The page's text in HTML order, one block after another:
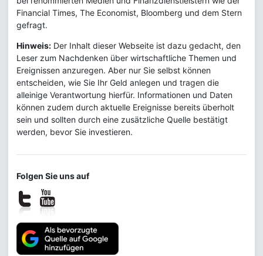
Financial Times, The Economist, Bloomberg und dem Stern
gefragt.
Hinweis: Der Inhalt dieser Webseite ist dazu gedacht, den
Leser zum Nachdenken über wirtschaftliche Themen und
Ereignissen anzuregen. Aber nur Sie selbst können
entscheiden, wie Sie Ihr Geld anlegen und tragen die
alleinige Verantwortung hierfür. Informationen und Daten
können zudem durch aktuelle Ereignisse bereits überholt
sein und sollten durch eine zusätzliche Quelle bestätigt
werden, bevor Sie investieren.
Folgen Sie uns auf